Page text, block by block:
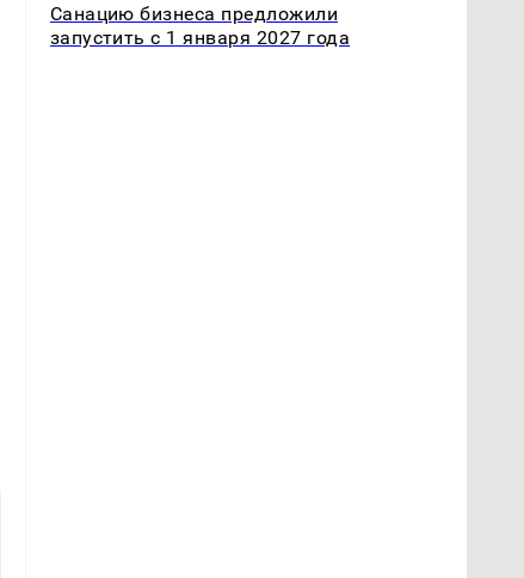
Санацию бизнеса предложили
запустить с 1 января 2027 года